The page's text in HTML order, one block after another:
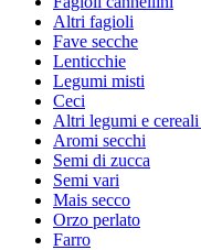
Altri fagioli
Fave secche
Lenticchie
Legumi misti
Ceci
Altri legumi e cereali
Aromi secchi
Semi di zucca
Semi vari
Mais secco
Orzo perlato
Farro